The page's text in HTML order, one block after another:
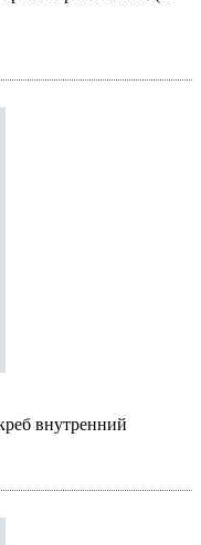
внутренний